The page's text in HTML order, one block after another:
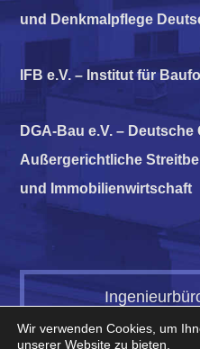
und Denkmalpflege
IFB e.V. – Institut für
DGA-Bau e.V. –
Außergerichtliche
und Immobilienwirtschaft
Dipl.-Ing. H.-
Wir verwenden Cookies, um
unserer Website zu bieten.